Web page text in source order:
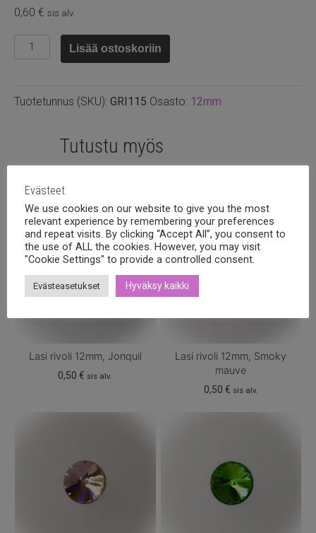
0,60 € sis alv.
Lasi
rivoli
sky
Lisää ostoskoriin
Tuotetunnus (SKU): GRI115 Osasto: 12mm
Tutustu myös
Lasi rivoli 12mm, Jonquil
0,50€ sis alv.
Lasi rivoli 12mm, Smoky
mauve
0,50 € sis alv.
Evästeet
We use cookies on our website to give you the most
relevant experience by remembering your preferences
and repeat visits. By clicking “Accept All”, you consent to
the use of ALL the cookies. However, you may visit
"Cookie Settings" to provide a controlled consent.
Evästeasetukset Hyväksy kaikki